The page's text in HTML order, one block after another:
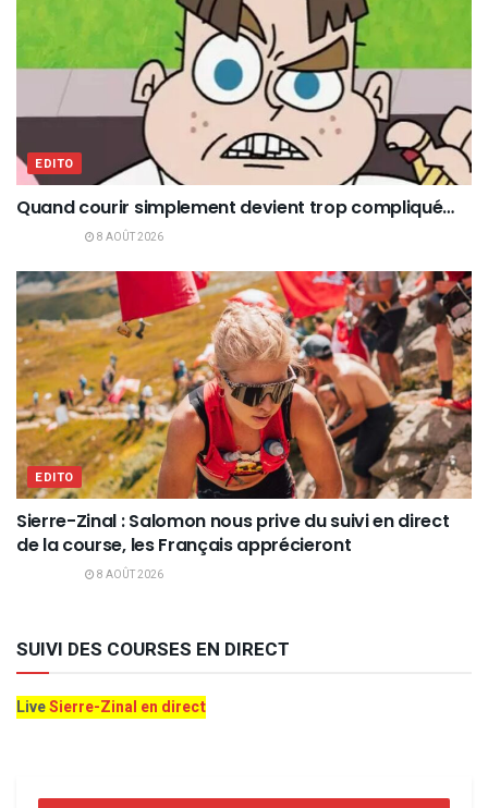
EDITO
Quand courir simplement devient trop compliqué…
8 AOÛT 2026
EDITO
Sierre-Zinal : Salomon nous prive du suivi en direct
de la course, les Français apprécieront
8 AOÛT 2026
SUIVI DES COURSES EN DIRECT
LiveSierre-Zinal en direct